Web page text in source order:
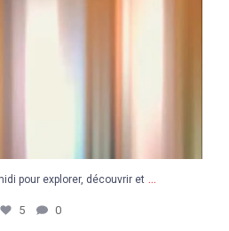
pour explorer, découvrir et ...
5 0